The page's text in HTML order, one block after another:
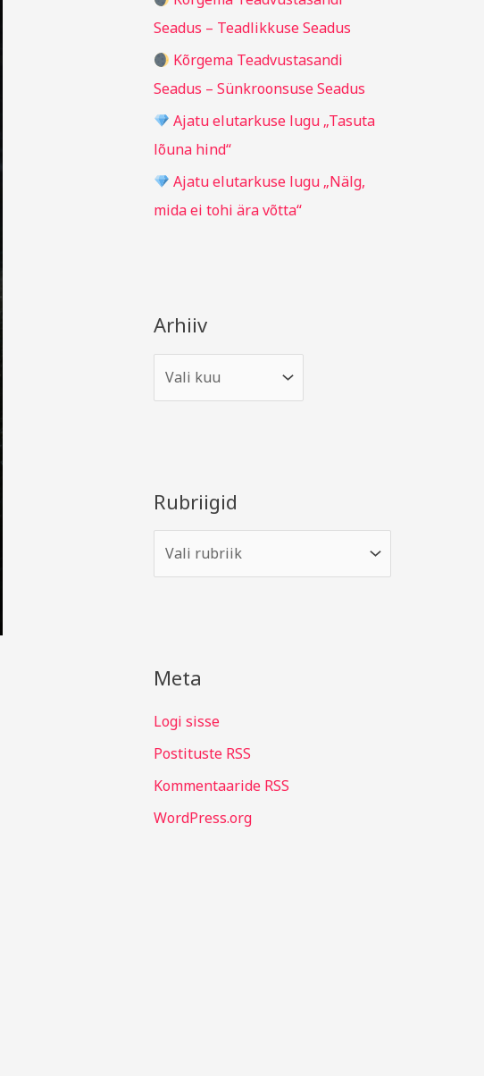
:Seadus – Teadlikkuse Seadus
Kõrgema Teadvustasandi
Seadus – Sünkroonsuse Seadus
Ajatu elutarkuse lugu „Tasuta
lõuna hind“
Ajatu elutarkuse lugu „Nälg,
mida ei tohi ära võtta“
Arhiiv
Rubriigid
Meta
Logi sisse
Postituste RSS
Kommentaaride RSS
WordPress.org